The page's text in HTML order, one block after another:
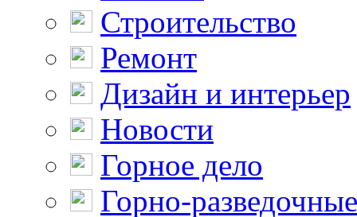
Строительство
Ремонт
Дизайн и интерьер
Новости
Горное дело
Горно-